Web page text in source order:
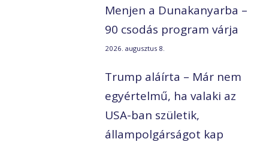
Menjen a Dunakanyarba –
90 csodás program várja
2026. augusztus 8.
Trump aláírta – Már nem
egyértelmű, ha valaki az
USA-ban születik,
állampolgárságot kap